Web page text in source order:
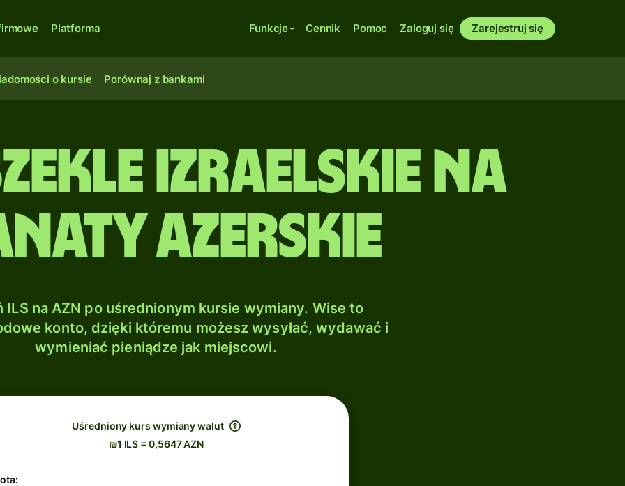
Platforma Funkcje Cennik Pomoc Zaloguj się Zarejestruj się
o kursie Porównaj z bankami
izraelskie na
azerskie
ILS na AZN po uśrednionym kursie wymiany. Wise to
konto, dzięki któremu możesz wysyłać, wydawać i
wymieniać pieniądze jak miejscowi.
Uśredniony kurs wymiany walut
₪1 ILS = 0,5647 AZN